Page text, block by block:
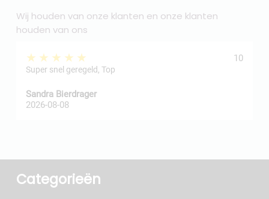
Wij houden van onze klanten en onze klanten
houden van ons
★★★★★ 10
Super snel geregeld, Top
Sandra Bierdrager
2026-08-08
Categorieën